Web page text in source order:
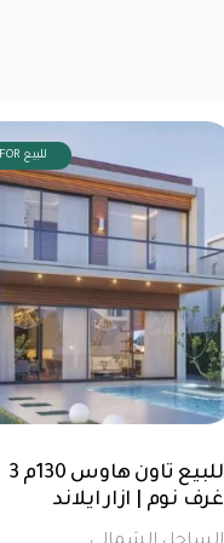
FOR للبيع
فرصة سكنية في قلب
الترا سوبر لوكس